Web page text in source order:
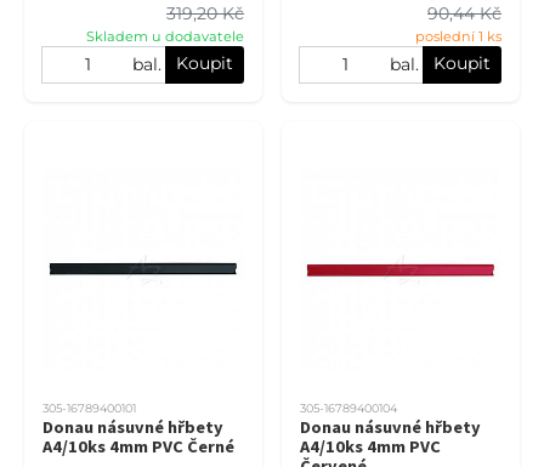
319,20 Kč
Skladem u dodavatele
bal. Koupit
90,44 Kč
poslední 1 ks
bal. Koupit
305-16789400101
Donau násuvné hřbety
A4/10ks 4mm PVC Černé
305-16789400104
Donau násuvné hřbety
A4/10ks 4mm PVC